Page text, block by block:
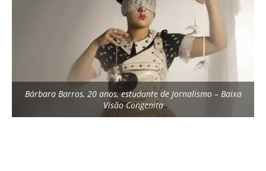
Bárbara Barros, 20 anos, estudante de Jornalismo – Baixa
Visão Congenita